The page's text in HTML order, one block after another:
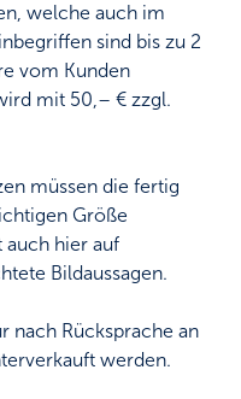
welche auch im
sind bis zu 2
vom Kunden
mit 50,– € zzgl.
müssen die fertig
Größe
hier auf
Bildaussagen.
nach Rücksprache an
werden.